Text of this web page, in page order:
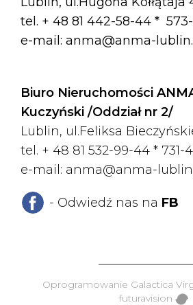
tel. + 48 81 442-58-44 *
e-mail: anma@anma-
Biuro Nieruchomości
Kuczyński /Oddział nr 2/
Lublin, ul.Feliksa
tel. + 48 81 532-99-44 * 731-
e-mail: anma@anma-
- Odwiedź nas na FB
Oprogramowanie Galactica
futuravision